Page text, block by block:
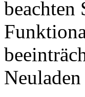
beachten